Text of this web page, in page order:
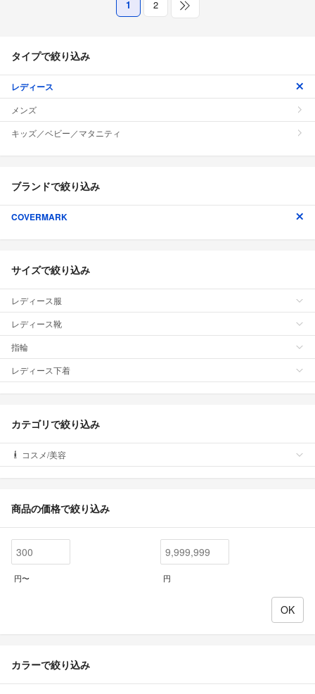
1 2
タイプで絞り込み
レディース
メンズ
キッズ／ベビー／マタニティ
ブランドで絞り込み
COVERMARK
サイズで絞り込み
レディース服
レディース靴
指輪
レディース下着
カテゴリで絞り込み
コスメ/美容
商品の価格で絞り込み
円〜 円
カラーで絞り込み